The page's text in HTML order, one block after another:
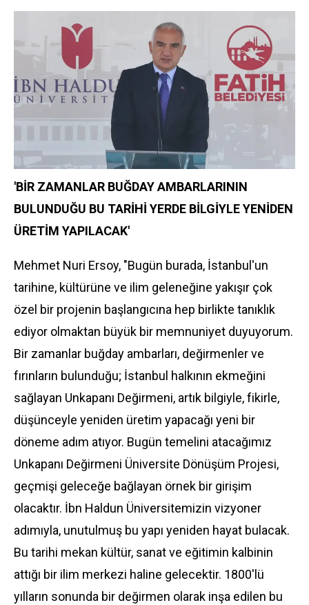
'BİR ZAMANLAR BUĞDAY AMBARLARININ
BULUNDUĞU BU TARİHİ YERDE BİLGİYLE YENİDEN
ÜRETİM YAPILACAK'
Mehmet Nuri Ersoy, "Bugün burada, İstanbul'un
tarihine, kültürüne ve ilim geleneğine yakışır çok
özel bir projenin başlangıcına hep birlikte tanıklık
ediyor olmaktan büyük bir memnuniyet duyuyorum.
Bir zamanlar buğday ambarları, değirmenler ve
fırınların bulunduğu; İstanbul halkının ekmeğini
sağlayan Unkapanı Değirmeni, artık bilgiyle, fikirle,
düşünceyle yeniden üretim yapacağı yeni bir
döneme adım atıyor. Bugün temelini atacağımız
Unkapanı Değirmeni Üniversite Dönüşüm Projesi,
geçmişi geleceğe bağlayan örnek bir girişim
olacaktır. İbn Haldun Üniversitemizin vizyoner
adımıyla, unutulmuş bu yapı yeniden hayat bulacak.
Bu tarihi mekan kültür, sanat ve eğitimin kalbinin
attığı bir ilim merkezi haline gelecektir. 1800'lü
yılların sonunda bir değirmen olarak inşa edilen bu